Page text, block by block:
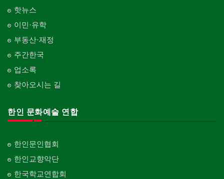
핫뉴스
이민·유학
부동산·재정
주간한국
업소록
찾아오시는 길
한인 문화예술 연합
한인문인협회
한인교향악단
한국학교연합회